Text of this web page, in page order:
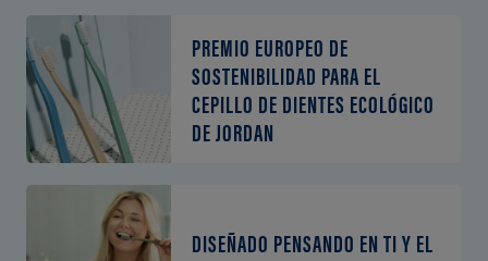
PREMIO EUROPEO DE
SOSTENIBILIDAD PARA EL
CEPILLO DE DIENTES ECOLÓGICO
DE JORDAN
DISEÑADO PENSANDO EN TI Y EL